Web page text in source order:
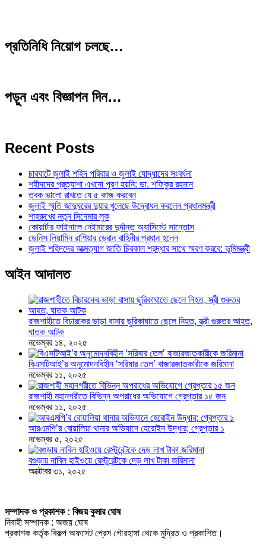
প্রতিনিধি নিয়োগ চলছে…
পড়ুন এবং বিজ্ঞাপন দিন…
Recent Posts
চারঘাটে জুলাই শহিদ পরিবার ও জুলাই যোদ্ধাদের সংবর্ধনা
শহীদদের প্রত্যাশা এখনো পূরণ হয়নি: ডা. শফিকুর রহমান
ত্বক ভালো রাখতে যে ৫ কাজ করবেন
জুলাই স্মৃতি জাদুঘরের দুয়ার খুলেছে উদ্বোধন করলেন প্রধানমন্ত্রী
শাহরুখের নতুন সিনেমার লুক
কোয়ার্টার ফাইনালে নেইমারের দুর্দান্ত অ্যাসিস্টে সান্তোস
ডেনিস লিয়ামিন রাশিয়ার ড্রোন বাহিনীর প্রধান হলেন
জুলাই শহিদদের আত্মত্যাগ জাতি চিরকাল শ্রদ্ধার সাথে স্মরণ করবে: ভূমিমন্ত্রী
আইন আদালত
রাজশাহীতে বিচারকের ভাড়া বাসায় ছুরিকাঘাতে ছেলে নিহত, স্ত্রী গুরুতর আহত,
ঘাতক আটক
নভেম্বর ১৪, ২০২৫
বিএসটিআই’র অনুমোদনবিহীন ‘সরিষার তেল’ বাজারজাতকারীকে জরিমানা
নভেম্বর ১১, ২০২৫
রাজশাহী মহানগরীতে বিভিন্ন অপরাধের অভিযোগে গ্রেপ্তার ১৫ জন
নভেম্বর ১১, ২০২৫
আরএমপি’র বোয়ালিয়া থানার অভিযানে হেরোইন উদ্ধার; গ্রেপ্তার ১
নভেম্বর ৫, ২০২৫
বগুড়ায় নাবিল হাইওয়ে রেস্টুরেন্টকে দেড় লাখ টাকা জরিমানা
অক্টোবর ৩১, ২০২৫
সম্পাদক ও প্রকাশক : বিজয় কুমার ঘোষ
নিবাহী সম্পাদক : অজয় ঘোষ
প্রকাশক কর্তৃক বিকল্প অফসেট প্রেস গৌরহাঙ্গা থেকে মুদ্রিত ও প্রকাশিত।